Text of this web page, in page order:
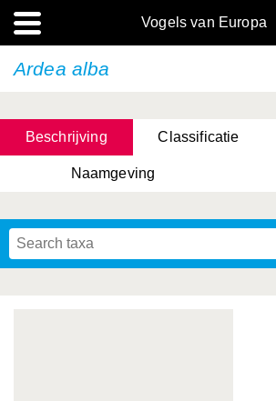
Vogels van Europa
Ardea alba
Beschrijving Classificatie
Naamgeving